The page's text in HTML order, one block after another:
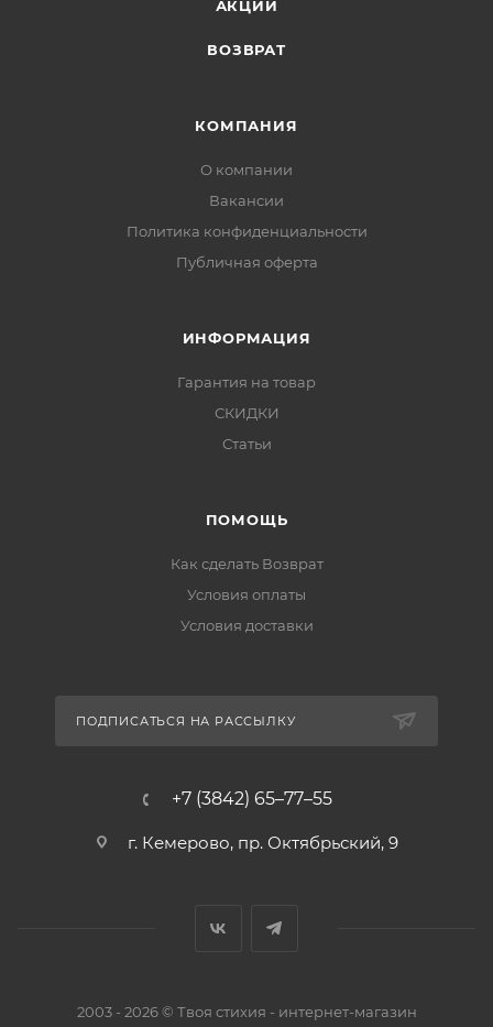
АКЦИИ
ВОЗВРАТ
КОМПАНИЯ
О компании
Вакансии
Политика конфиденциальности
Публичная оферта
ИНФОРМАЦИЯ
Гарантия на товар
СКИДКИ
Статьи
ПОМОЩЬ
Как сделать Возврат
Условия оплаты
Условия доставки
ПОДПИСАТЬСЯ НА РАССЫЛКУ
+7 (3842) 65–77–55
г. Кемерово, пр. Октябрьский, 9
2003 - 2026 © Твоя стихия - интернет-магазин